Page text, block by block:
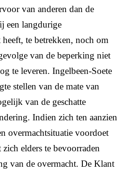
van anderen dan de
een langdurige
te betrekken, noch om
van de beperking niet
te leveren. Ingelbeen-Soete
stellen van de mate van
van de geschatte
Indien zich ten aanzien
overmachtsituatie voordoet
elders te bevoorraden
van de overmacht. De Klant